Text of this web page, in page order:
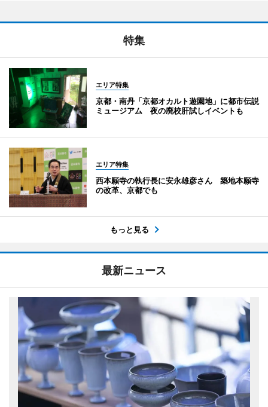
特集
エリア特集
京都・南丹「京都オカルト遊園地」に都市伝説
ミュージアム 夜の廃校肝試しイベントも
エリア特集
西本願寺の執行長に安永雄彦さん 築地本願寺
の改革、京都でも
もっと見る
最新ニュース